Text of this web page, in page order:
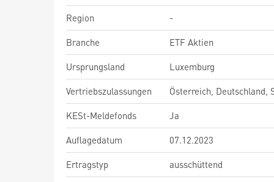
Region
-
Branche
ETF Aktien
Ursprungsland
Luxemburg
Vertriebszulassungen
Österreich, Deutschland,
KESt-Meldefonds
Ja
Auflagedatum
07.12.2023
Ertragstyp
ausschüttend